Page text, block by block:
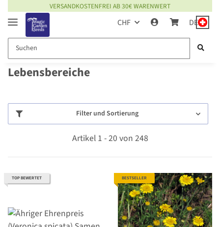
VERSANDKOSTENFREI AB 30€ WARENWERT
CHF DE
Lebensbereiche
Filter und Sortierung
Artikel 1 - 20 von 248
TOP BEWERTET BESTSELLER